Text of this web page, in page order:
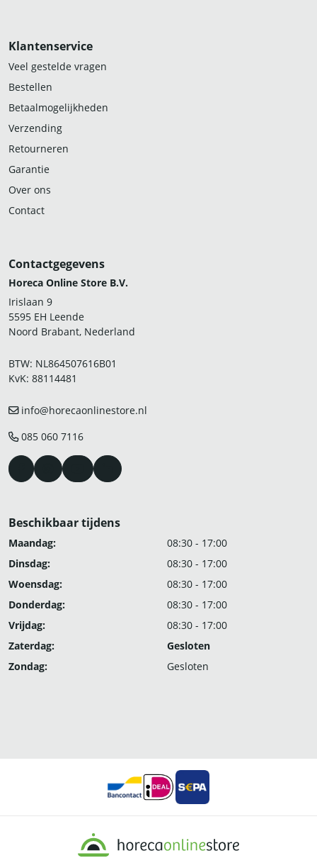
Klantenservice
Veel gestelde vragen
Bestellen
Betaalmogelijkheden
Verzending
Retourneren
Garantie
Over ons
Contact
Contactgegevens
Horeca Online Store B.V.
Irislaan 9
5595 EH Leende
Noord Brabant, Nederland
BTW: NL864507616B01
KvK: 88114481
info@horecaonlinestore.nl
085 060 7116
Beschikbaar tijdens
Maandag:
08:30 - 17:00
Dinsdag:
08:30 - 17:00
Woensdag:
08:30 - 17:00
Donderdag:
08:30 - 17:00
Vrijdag:
08:30 - 17:00
Zaterdag:
Gesloten
Zondag:
Gesloten